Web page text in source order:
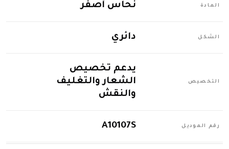
المادة نحاس أصفر
الشكل دائري
التخصيص
يدعم تخصيص
الشعار والتغليف
والنقش
رقم الموديل A10107S